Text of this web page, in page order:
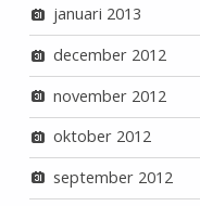
januari 2013
december 2012
november 2012
oktober 2012
september 2012